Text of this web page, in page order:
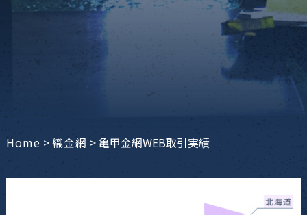
Home >織金網 >亀甲金網WEB取引実績